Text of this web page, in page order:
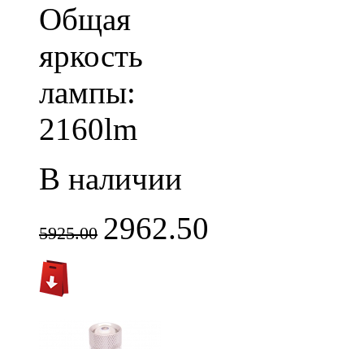
Общая
яркость
лампы:
2160lm
В наличии
5925.00 2962.50